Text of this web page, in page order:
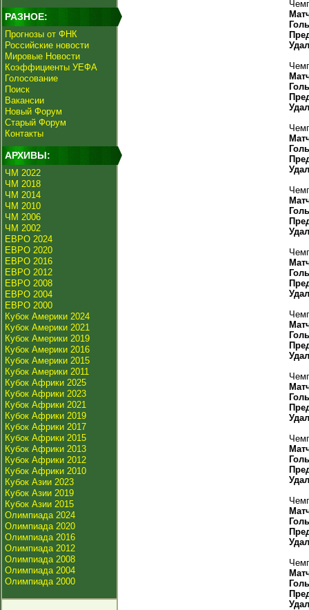
РАЗНОЕ:
Прогнозы от ФНК
Российские новости
Мировые Новости
Коэффициенты УЕФА
Голосование
Поиск
Вакансии
Новый Форум
Старый Форум
Контакты
АРХИВЫ:
ЧМ 2022
ЧМ 2018
ЧМ 2014
ЧМ 2010
ЧМ 2006
ЧМ 2002
ЕВРО 2024
ЕВРО 2020
ЕВРО 2016
ЕВРО 2012
ЕВРО 2008
ЕВРО 2004
ЕВРО 2000
Кубок Америки 2024
Кубок Америки 2021
Кубок Америки 2019
Кубок Америки 2016
Кубок Америки 2015
Кубок Америки 2011
Кубок Африки 2025
Кубок Африки 2023
Кубок Африки 2021
Кубок Африки 2019
Кубок Африки 2017
Кубок Африки 2015
Кубок Африки 2013
Кубок Африки 2012
Кубок Африки 2010
Кубок Азии 2023
Кубок Азии 2019
Кубок Азии 2015
Олимпиада 2024
Олимпиада 2020
Олимпиада 2016
Олимпиада 2012
Олимпиада 2008
Олимпиада 2004
Олимпиада 2000